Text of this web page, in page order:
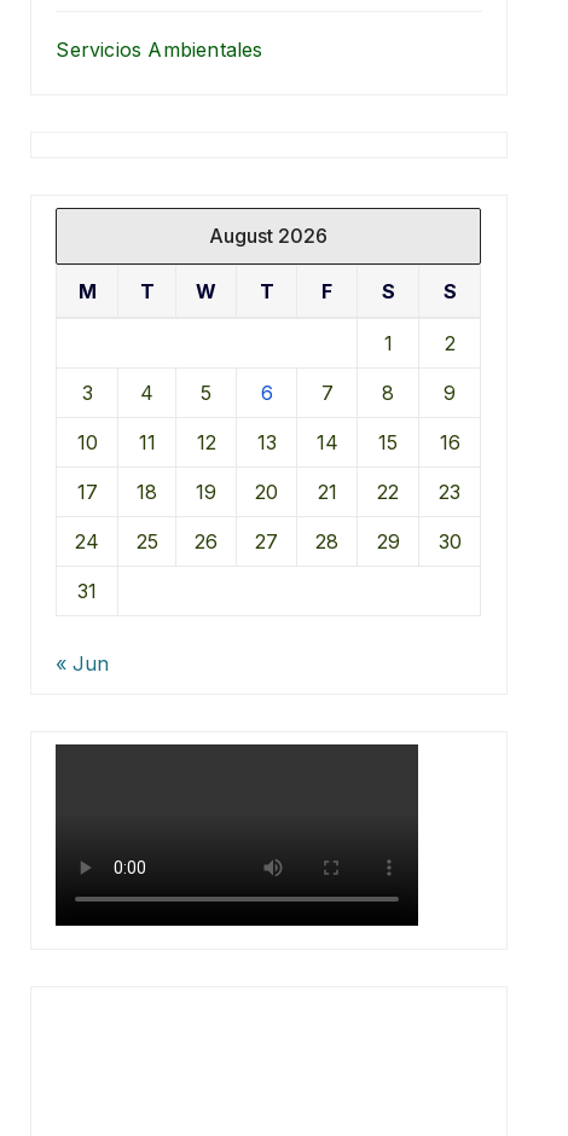
Servicios Ambientales
August 2026
M T W T F S S
1 2
3 4 5 6 7 8 9
10 11 12 13 14 15 16
17 18 19 20 21 22 23
24 25 26 27 28 29 30
31
« Jun